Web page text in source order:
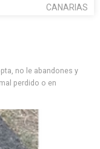
CANARIAS
no le abandones y
perdido o en